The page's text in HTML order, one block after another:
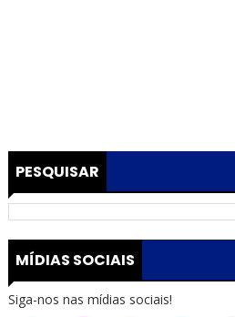
PESQUISAR
MÍDIAS SOCIAIS
Siga-nos nas mídias sociais!